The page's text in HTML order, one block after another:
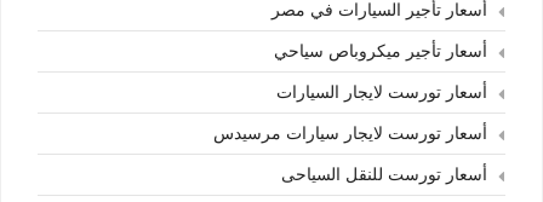
أسعار تأجير السيارات في مصر
أسعار تأجير ميكروباص سياحي
أسعار تورست لايجار السيارات
أسعار تورست لايجار سيارات مرسيدس
أسعار تورست للنقل السياحى